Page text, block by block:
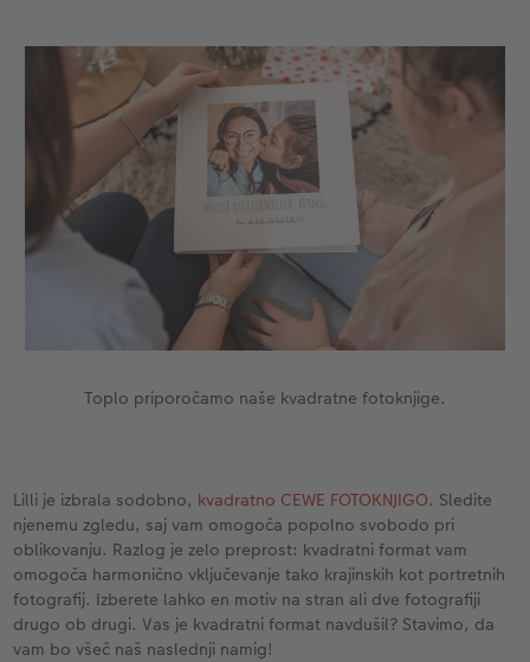
Toplo priporočamo naše kvadratne fotoknjige.
Lilli je izbrala sodobno, kvadratno CEWE FOTOKNJIGO. Sledite
njenemu zgledu, saj vam omogoča popolno svobodo pri
oblikovanju. Razlog je zelo preprost: kvadratni format vam
omogoča harmonično vključevanje tako krajinskih kot portretnih
fotografij. Izberete lahko en motiv na stran ali dve fotografiji
drugo ob drugi. Vas je kvadratni format navdušil? Stavimo, da
vam bo všeč naš naslednji namig!